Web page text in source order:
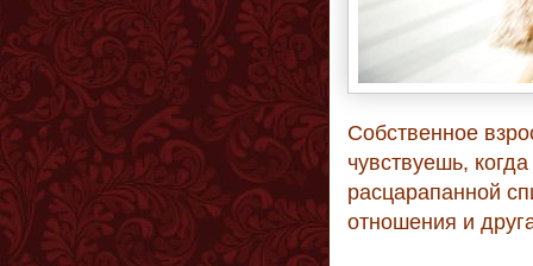
Собственное
чувствуешь,
расцарапанной
отношения и